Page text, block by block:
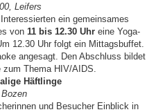
Leifers
ein gemeinsames
von 11 bis 12.30 Uhr eine Yoga-
12.30 Uhr folgt ein Mittagsbuffet.
angesagt. Den Abschluss bildet
zum Thema HIV/AIDS.
Häftlinge
und Besucher Einblick in